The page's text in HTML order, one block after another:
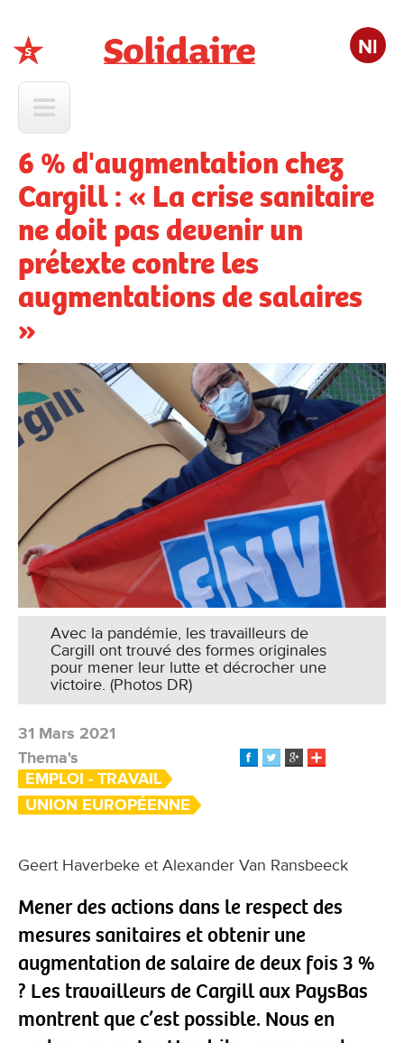
Nl
6 % d'augmentation chez
Cargill : « La crise sanitaire
ne doit pas devenir un
prétexte contre les
augmentations de salaires
»
Avec la pandémie, les travailleurs de
Cargill ont trouvé des formes originales
pour mener leur lutte et décrocher une
victoire. (Photos DR)
31 Mars 2021
Thema's
EMPLOI - TRAVAIL
UNION EUROPÉENNE
Geert Haverbeke et Alexander Van Ransbeeck
Mener des actions dans le respect des
mesures sanitaires et obtenir une
augmentation de salaire de deux fois 3 %
? Les travailleurs de Cargill aux PaysBas
montrent que c’est possible. Nous en